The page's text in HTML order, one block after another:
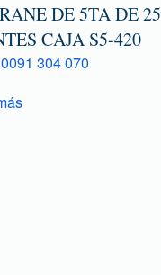
DE 5TA DE 25
CAJA S5-420
304 070